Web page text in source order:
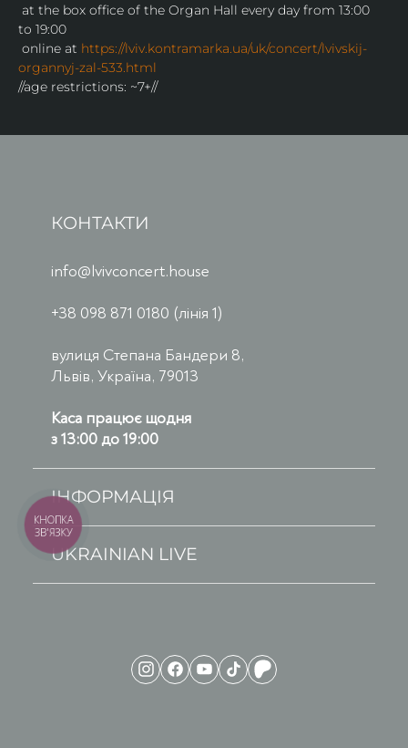
at the box office of the Organ Hall every day from 13:00
to 19:00
online at https://lviv.kontramarka.ua/uk/concert/lvivskij-
organnyj-zal-533.html
//age restrictions: ~7+//
КОНТАКТИ
info@lvivconcert.house
+38 098 871 0180 (лінія 1)
вулиця Степана Бандери 8,
Львів, Україна, 79013
Каса працює щодня
з 13:00 до 19:00
ІНФОРМАЦІЯ
UKRAINIAN LIVE
КНОПКА
ЗВ'ЯЗКУ